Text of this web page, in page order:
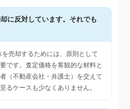
に反対しています。それでも
売却するためには、原則として
です。査定価格を客観的な材料と
（不動産会社・弁護士）を交えて
るケースも少なくありません。